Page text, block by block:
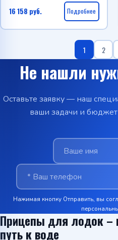
16 158 руб. Подробнее
1 2
Не нашли
Оставьте заявку — наш
ваши задачи и
Нажимая кнопку Отправить, вы
Прицепы для лодок
путь к воде